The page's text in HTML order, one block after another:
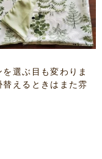
選ぶ目も変わりま
えるときはまた雰